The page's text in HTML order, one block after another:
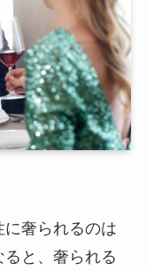
奢られるのは
と、奢られる